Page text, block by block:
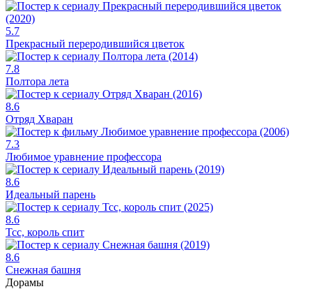
5.7
Прекрасный переродившийся цветок
7.8
Полтора лета
8.6
Отряд Хваран
7.3
Любимое уравнение профессора
8.6
Идеальный парень
8.6
Тсс, король спит
8.6
Снежная башня
Дорамы